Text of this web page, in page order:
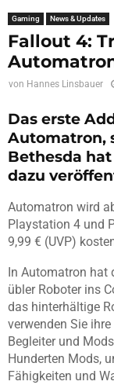
Gaming News & Updates
Fallout 4:
von Hannes Linsbauer
Das erste
Automatron,
Bethesda
dazu
Automatron wird
Playstation 4 und
9,99 € (UVP)
In Automatron hat
übler Roboter ins
das hinterhältige
verwenden Sie
Begleiter und
Hunderten Mods,
Fähigkeiten und